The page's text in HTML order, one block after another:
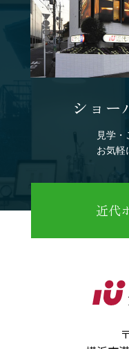
ショー
見学
お気軽
近代